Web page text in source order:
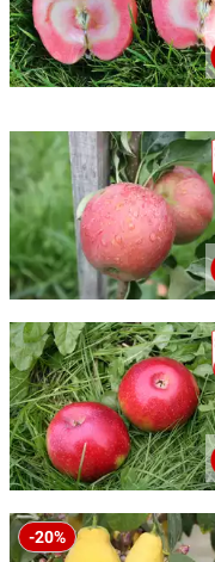
-20%